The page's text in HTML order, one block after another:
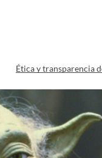
Ética y transparencia